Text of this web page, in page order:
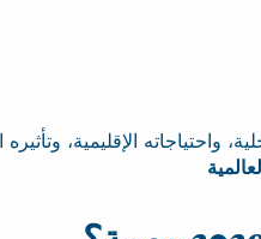
واحتياجاته الإقليمية،